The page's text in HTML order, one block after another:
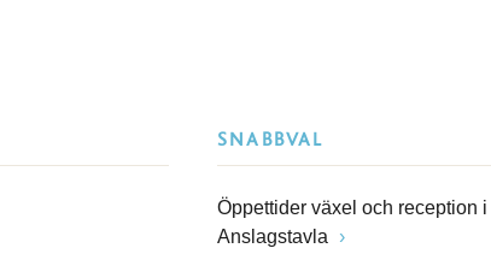
SNABBVAL
Öppettider växel och reception
Anslagstavla